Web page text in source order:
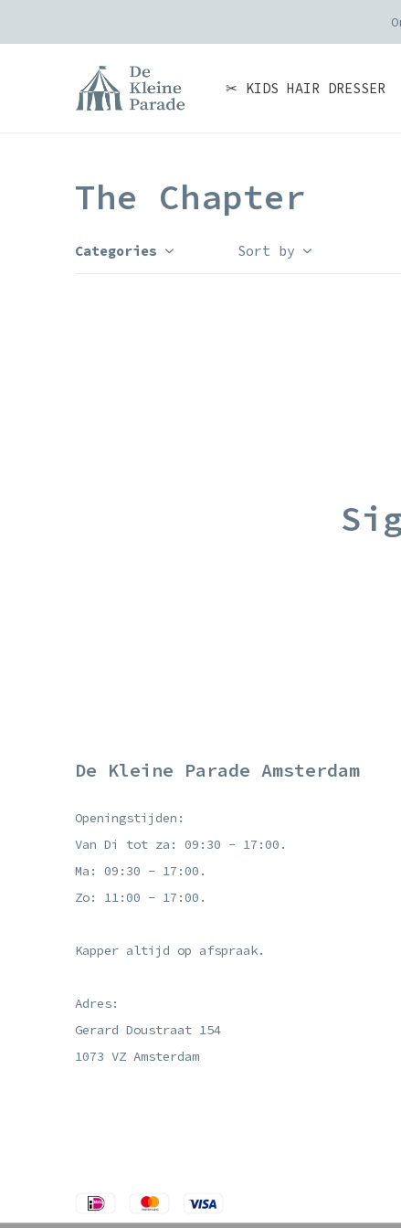
✂ KIDS HAIR DRESSER
The Chapter
Categories Sort by
De Kleine Parade Amsterdam
Openingstijden:
Van Di tot za: 09:30 - 17:00.
Ma: 09:30 - 17:00.
Zo: 11:00 - 17:00.
Kapper altijd op afspraak.
Adres:
Gerard Doustraat 154
1073 VZ Amsterdam